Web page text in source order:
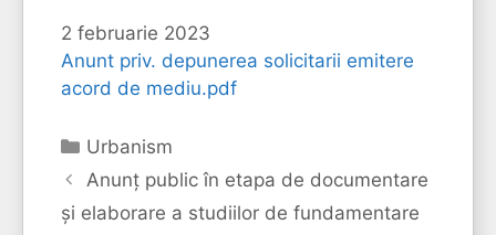
2 februarie 2023
Anunt priv. depunerea solicitarii emitere
acord de mediu.pdf
Categorii
Urbanism
Anunț public în etapa de documentare
și elaborare a studiilor de fundamentare